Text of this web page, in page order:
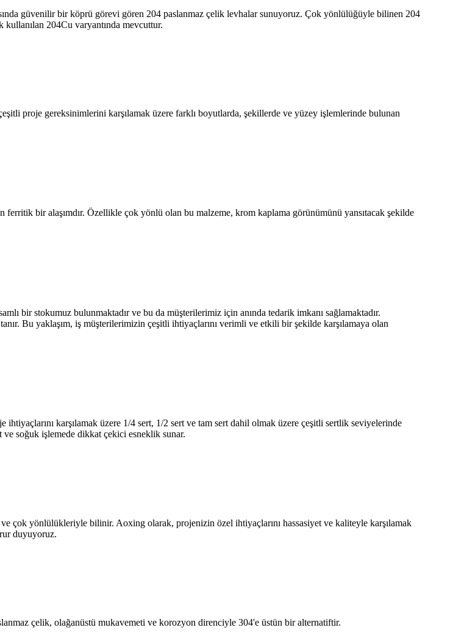
güvenilir bir köprü görevi gören 204 paslanmaz çelik levhalar sunuyoruz. Çok yönlülüğüyle bilinen 204
204Cu varyantında mevcuttur.
proje gereksinimlerini karşılamak üzere farklı boyutlarda, şekillerde ve yüzey işlemlerinde bulunan
ferritik bir alaşımdır. Özellikle çok yönlü olan bu malzeme, krom kaplama görünümünü yansıtacak şekilde
bir stokumuz bulunmaktadır ve bu da müşterilerimiz için anında tedarik imkanı sağlamaktadır.
Bu yaklaşım, iş müşterilerimizin çeşitli ihtiyaçlarını verimli ve etkili bir şekilde karşılamaya olan
karşılamak üzere 1/4 sert, 1/2 sert ve tam sert dahil olmak üzere çeşitli sertlik seviyelerinde
soğuk işlemede dikkat çekici esneklik sunar.
çok yönlülükleriyle bilinir. Aoxing olarak, projenizin özel ihtiyaçlarını hassasiyet ve kaliteyle karşılamak
duyuyoruz.
çelik, olağanüstü mukavemeti ve korozyon direnciyle 304'e üstün bir alternatiftir.